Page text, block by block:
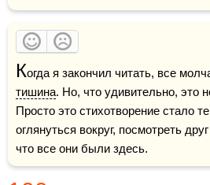
К
тишина. Но, что удивительно, это
Просто это стихотворение стало
оглянуться вокруг, посмотреть
что все они были здесь.